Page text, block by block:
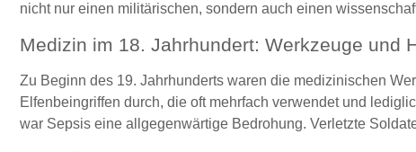
nicht nur einen militärischen, sondern auch einen
Medizin im 18. Jahrhundert: Werkzeuge und
Zu Beginn des 19. Jahrhunderts waren die medizinischen
Elfenbeingriffen durch, die oft mehrfach verwendet und
war Sepsis eine allgegenwärtige Bedrohung. Verletzte